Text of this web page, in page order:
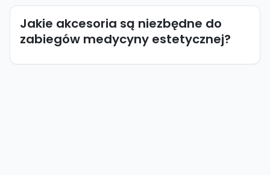
Jakie akcesoria są niezbędne do
zabiegów medycyny estetycznej?